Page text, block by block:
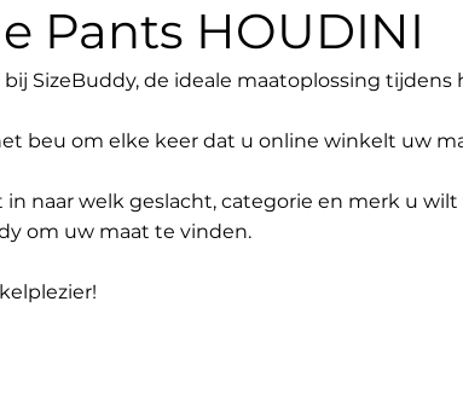
Pants HOUDINI
SizeBuddy, de ideale maatoplossing
beu om elke keer dat u online winkelt uw
in naar welk geslacht, categorie en merk u
om uw maat te vinden.